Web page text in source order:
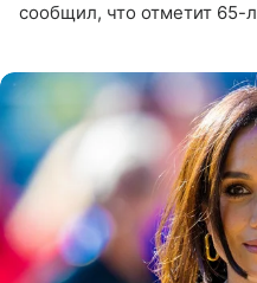
сообщил, что отметит